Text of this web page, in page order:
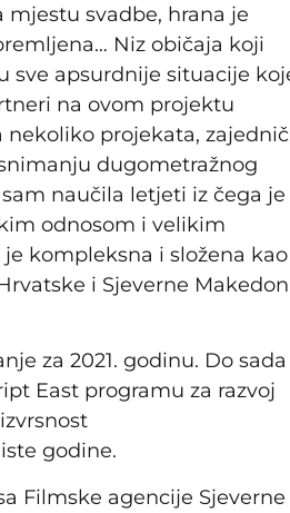
svadbe, hrana je
Niz običaja koji
sve apsurdnije situacije
na ovom projektu
nekoliko projekata,
dugometražnog
naučila letjeti iz čega je
odnosom i velikim
kompleksna i složena kao
i Sjeverne
za 2021. godinu. Do
East programu za razvoj
godine.
Filmske agencije Sjeverne